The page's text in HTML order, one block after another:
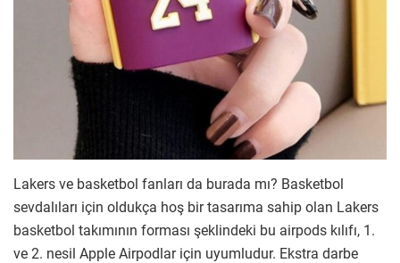
Lakers ve basketbol fanları da burada mı? Basketbol
sevdalıları için oldukça hoş bir tasarıma sahip olan Lakers
basketbol takımının forması şeklindeki bu airpods kılıfı, 1.
ve 2. nesil Apple Airpodlar için uyumludur. Ekstra darbe